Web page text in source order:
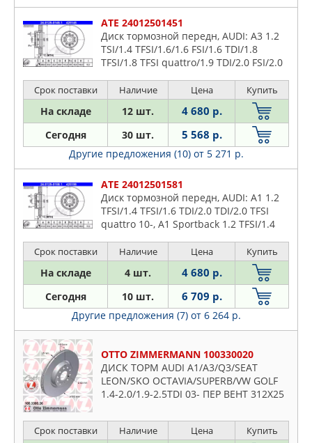
ATE 24012501451
Диск тормозной передн, AUDI: A3 1.2
TSI/1.4 TFSI/1.6/1.6 FSI/1.6 TDI/1.8
TFSI/1.8 TFSI quattro/1.9 TDI/2.0 FSI/2.0
TDI quat
Срок поставки Наличие Цена Купить
На складе 12 шт. 4 680 р.
Сегодня 30 шт. 5 568 р.
Другие предложения (10) от 5 271 р.
ATE 24012501581
Диск тормозной передн, AUDI: A1 1.2
TFSI/1.4 TFSI/1.6 TDI/2.0 TDI/2.0 TFSI
quattro 10-, A1 Sportback 1.2 TFSI/1.4
TFSI/1.6
Срок поставки Наличие Цена Купить
На складе 4 шт. 4 680 р.
Сегодня 10 шт. 6 709 р.
Другие предложения (7) от 6 264 р.
OTTO ZIMMERMANN 100330020
ДИСК ТОРМ AUDI A1/A3/Q3/SEAT
LEON/SKO OCTAVIA/SUPERB/VW GOLF
1.4-2.0/1.9-2.5TDI 03- ПЕР ВЕНТ 312X25
Срок поставки Наличие Цена Купить